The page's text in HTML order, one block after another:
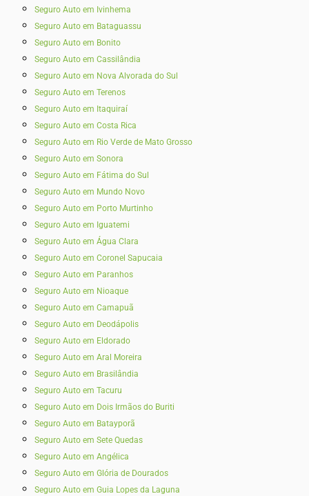
Seguro Auto em Ivinhema
Seguro Auto em Bataguassu
Seguro Auto em Bonito
Seguro Auto em Cassilândia
Seguro Auto em Nova Alvorada do Sul
Seguro Auto em Terenos
Seguro Auto em Itaquiraí
Seguro Auto em Costa Rica
Seguro Auto em Rio Verde de Mato Grosso
Seguro Auto em Sonora
Seguro Auto em Fátima do Sul
Seguro Auto em Mundo Novo
Seguro Auto em Porto Murtinho
Seguro Auto em Iguatemi
Seguro Auto em Água Clara
Seguro Auto em Coronel Sapucaia
Seguro Auto em Paranhos
Seguro Auto em Nioaque
Seguro Auto em Camapuã
Seguro Auto em Deodápolis
Seguro Auto em Eldorado
Seguro Auto em Aral Moreira
Seguro Auto em Brasilândia
Seguro Auto em Tacuru
Seguro Auto em Dois Irmãos do Buriti
Seguro Auto em Batayporã
Seguro Auto em Sete Quedas
Seguro Auto em Angélica
Seguro Auto em Glória de Dourados
Seguro Auto em Guia Lopes da Laguna